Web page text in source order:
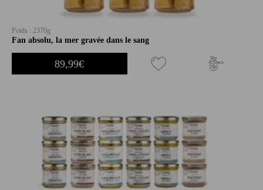
Poids : 2370g
Fan absolu, la mer gravée dans le sang
89,99€